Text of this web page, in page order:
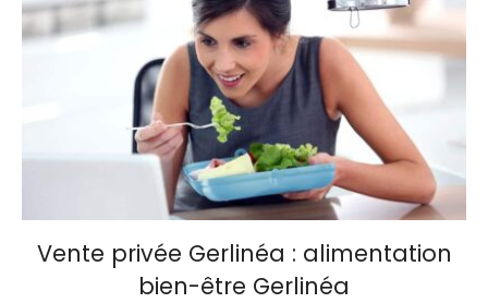
Vente privée Gerlinéa : alimentation
bien-être Gerlinéa